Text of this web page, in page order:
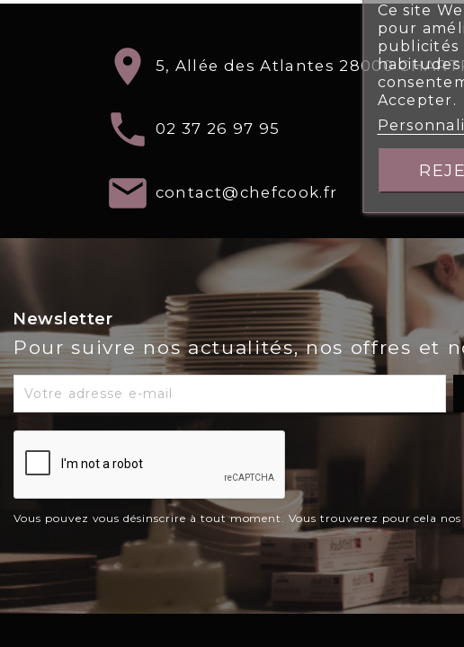
location_on 5, Allée des Atlantes 28000
local_phone 02 37 26 97 95
email contact@chefcook.fr
Newsletter
Pour suivre nos actualités, nos offres et
Vous pouvez vous désinscrire à tout moment. Vous trouverez pour cela
Ce site
pour
publicités
Accepter.